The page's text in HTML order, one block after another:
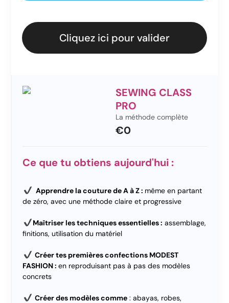
Cliquez ici pour valider
SEWING CLASS
PRO
La méthode complète
€0
Ce que tu obtiens aujourd'hui :
Apprendre la couture de A à Z : même en partant
de zéro, avec une méthode claire et progressive
Maîtriser les techniques essentielles : assemblage,
finitions, utilisation du matériel
Créer tes premières confections MODEST
FASHION :en reproduisant pas à pas des modèles
concrets
Créer des modèles comme: abayas, robes,